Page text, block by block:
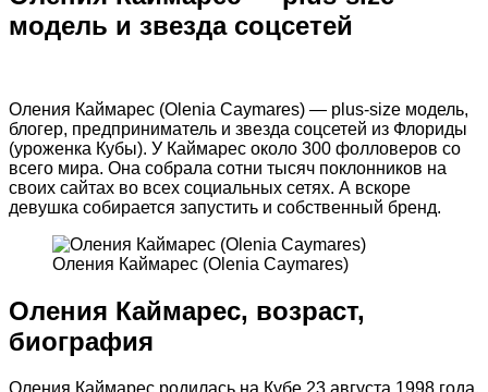
модель и звезда соцсетей
Оления Каймарес (Olenia Caymares) — plus-size модель,
блогер, предприниматель и звезда соцсетей из Флориды
(уроженка Кубы). У Каймарес около 300 фолловеров со
всего мира. Она собрала сотни тысяч поклонников на
своих сайтах во всех социальных сетях. А вскоре
девушка собирается запустить и собственный бренд.
Оления Каймарес (Olenia Caymares)
Оления Каймарес, возраст,
биография
Оления Каймарес родилась на Кубе 23 августа 1998 года.